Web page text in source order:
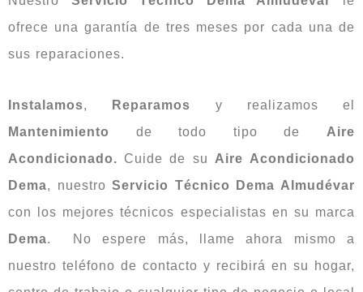
ofrece una garantía de tres meses por cada una de
sus reparaciones.
Instalamos, Reparamos y realizamos el
Mantenimiento
de todo tipo de Aire
Acondicionado. Cuide de su Aire Acondicionado
Dema, nuestroServicio Técnico Dema Almudévar
con los mejores técnicos especialistas en su marca
Dema. No espere más, llame ahora mismo a
nuestro teléfono de contacto y recibirá en su hogar,